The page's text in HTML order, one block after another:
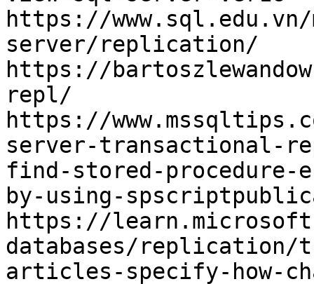
https://
server/replication/
https://
repl/
https://
server-transactional-
find-stored-
by-using-
https://
databases/
articles-specify-how-